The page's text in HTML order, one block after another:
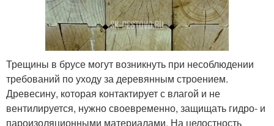
Трещины в брусе могут возникнуть при несоблюдении
требований по уходу за деревянным строением.
Древесину, которая контактирует с влагой и не
вентилируется, нужно своевременно, защищать гидро- и
пароизоляционными материалами. На целостность